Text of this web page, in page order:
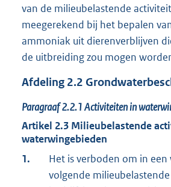
van de milieubelastende
meegerekend bij het bepalen
ammoniak uit dierenverblijven
de uitbreiding zou mogen
Afdeling 2.2
Paragraaf2.2.1Activiteiten in
Artikel 2.3 Milieubelastende
waterwingebieden
1.
Het is verboden om in
volgende